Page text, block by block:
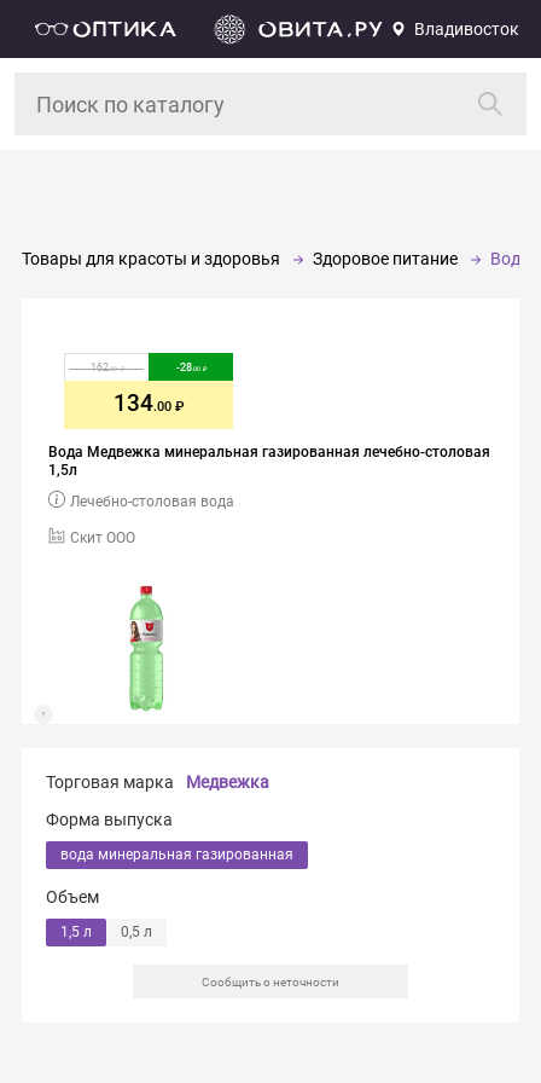
Владивосток
Товары для красоты и здоровья Здоровое питание Вода
Вода Медвежка минеральная газированная лечебно-столовая
1,5л
Скит ООО
Лечебно-столовая вода
162.00 -28.00
134.00
Торговая марка
Медвежка
Форма выпуска
вода минеральная газированная
Объем
1,5 л 0,5 л
Сообщить о неточности